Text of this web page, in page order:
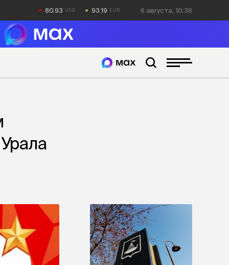
80.93 93.19 6 августа, 10:36